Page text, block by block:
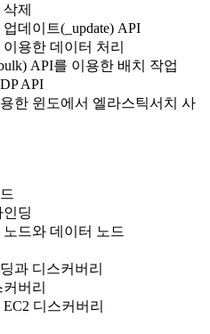
제
데이트(_update) API
용한 데이터 처리
API를 이용한 배치 작업
API
한 윈도에서 엘라스틱서치 사
인딩
노드와 데이터 노드
과 디스커버리
버리
디스커버리